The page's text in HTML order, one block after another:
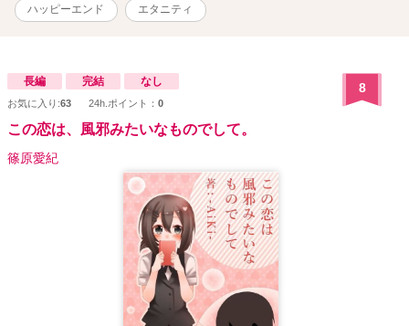
ハッピーエンド エタニティ
長編 完結 なし
お気に入り:63 24h.ポイント： 0
8
この恋は、風邪みたいなものでして。
篠原愛紀